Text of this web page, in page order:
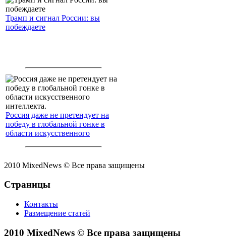
Трамп и сигнал России: вы
побеждаете
Россия даже не претендует на
победу в глобальной гонке в
области искусственного
2010 MixedNews © Все права защищены
Страницы
Контакты
Размещение статей
2010 MixedNews © Все права защищены